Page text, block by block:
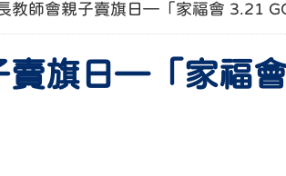
教師會親子賣旗日—「家福會 3.21
賣旗日—「家福